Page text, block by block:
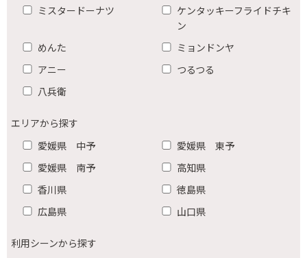
ミスタードーナツ
ケンタッキーフライドチキ
ン
めんた
ミョンドンヤ
アニー
つるつる
八兵衛
エリアから探す
愛媛県 中予
愛媛県 東予
愛媛県 南予
高知県
香川県
徳島県
広島県
山口県
利用シーンから探す